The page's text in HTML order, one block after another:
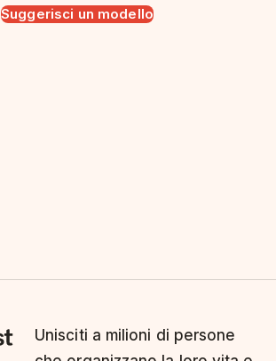
Suggerisci un modello
Unisciti a milioni di persone